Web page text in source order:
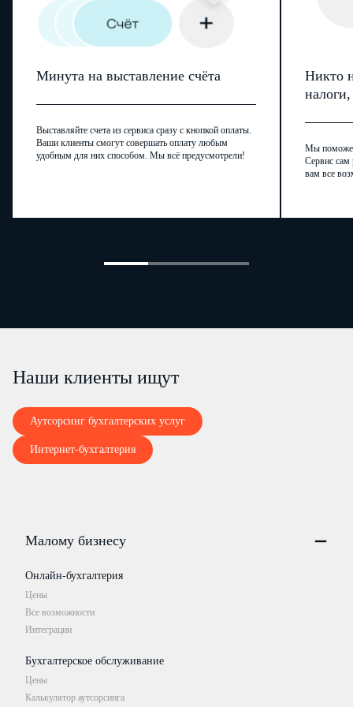
Минута на выставление счёта
Выставляйте счета из сервиса сразу с кнопкой оплаты.
Ваши клиенты смогут совершать оплату любым
удобным для них способом. Мы всё предусмотрели!
Никто
Мы
Сервис сам
вам все
Наши клиенты ищут
Аутсорсинг бухгалтерских услуг
Интернет-бухгалтерия
Малому бизнесу
Онлайн-бухгалтерия
Цены
Все возможности
Интеграции
Бухгалтерское обслуживание
Цены
Калькулятор аутсорсинга